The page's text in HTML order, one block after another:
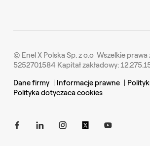
© Enel X Polska Sp. z o.o Wszelkie prawa
5252701584 Kapitał zakładowy:
Dane firmy | Informacje prawne |
Polityka dotyczaca cookies